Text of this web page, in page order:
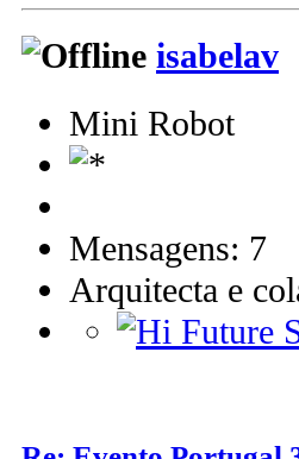
isabelav
Mini Robot
Mensagens: 7
Arquitecta e